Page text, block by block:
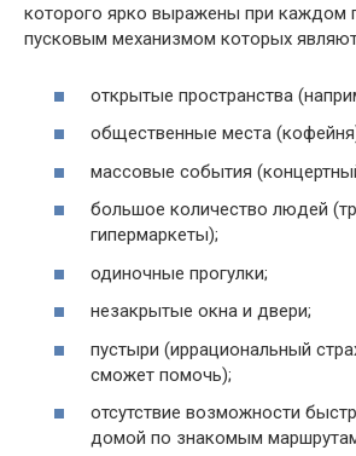
которого ярко выражены при каждом
пусковым механизмом которых
открытые пространства
общественные места
массовые события
большое количество людей
гипермаркеты);
одиночные прогулки;
незакрытые окна и двери;
пустыри (иррациональный
сможет помочь);
отсутствие возможности
домой по знакомым